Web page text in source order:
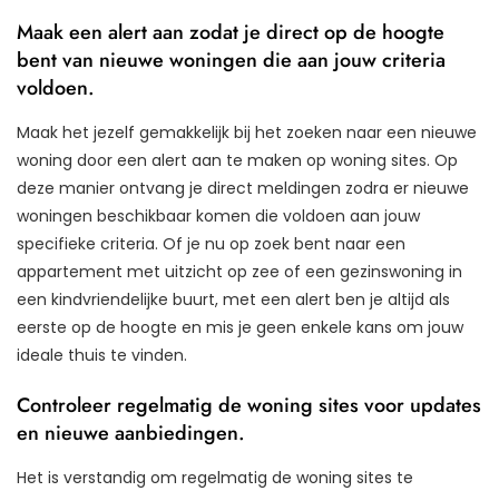
Maak een alert aan zodat je direct op de hoogte
bent van nieuwe woningen die aan jouw criteria
voldoen.
Maak het jezelf gemakkelijk bij het zoeken naar een nieuwe
woning door een alert aan te maken op woning sites. Op
deze manier ontvang je direct meldingen zodra er nieuwe
woningen beschikbaar komen die voldoen aan jouw
specifieke criteria. Of je nu op zoek bent naar een
appartement met uitzicht op zee of een gezinswoning in
een kindvriendelijke buurt, met een alert ben je altijd als
eerste op de hoogte en mis je geen enkele kans om jouw
ideale thuis te vinden.
Controleer regelmatig de woning sites voor updates
en nieuwe aanbiedingen.
Het is verstandig om regelmatig de woning sites te